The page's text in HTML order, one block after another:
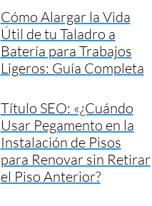
Cómo Alargar la Vida
Útil de tu Taladro a
Batería para Trabajos
Ligeros: Guía Completa
Título SEO: «¿Cuándo
Usar Pegamento en la
Instalación de Pisos
para Renovar sin Retirar
el Piso Anterior?